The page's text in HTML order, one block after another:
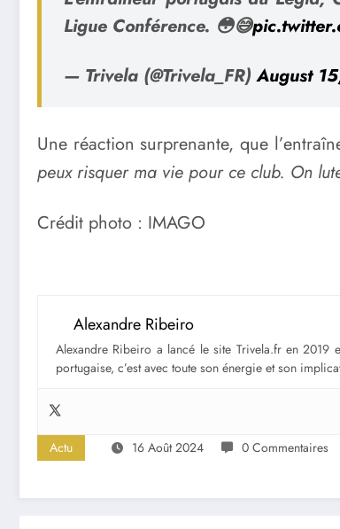
Ligue Conférence. 😳😅
— Trivela (@Trivela_FR)August
Une réaction surprenante, que
peux risquer ma vie pour ce club. On
Crédit photo : IMAGO
Alexandre Ribeiro
Alexandre Ribeiro a lancé le site Trivela.fr en 2019
portugaise, c’est avec toute son énergie et son
Actu 16 Août 2024 0 Commentaires